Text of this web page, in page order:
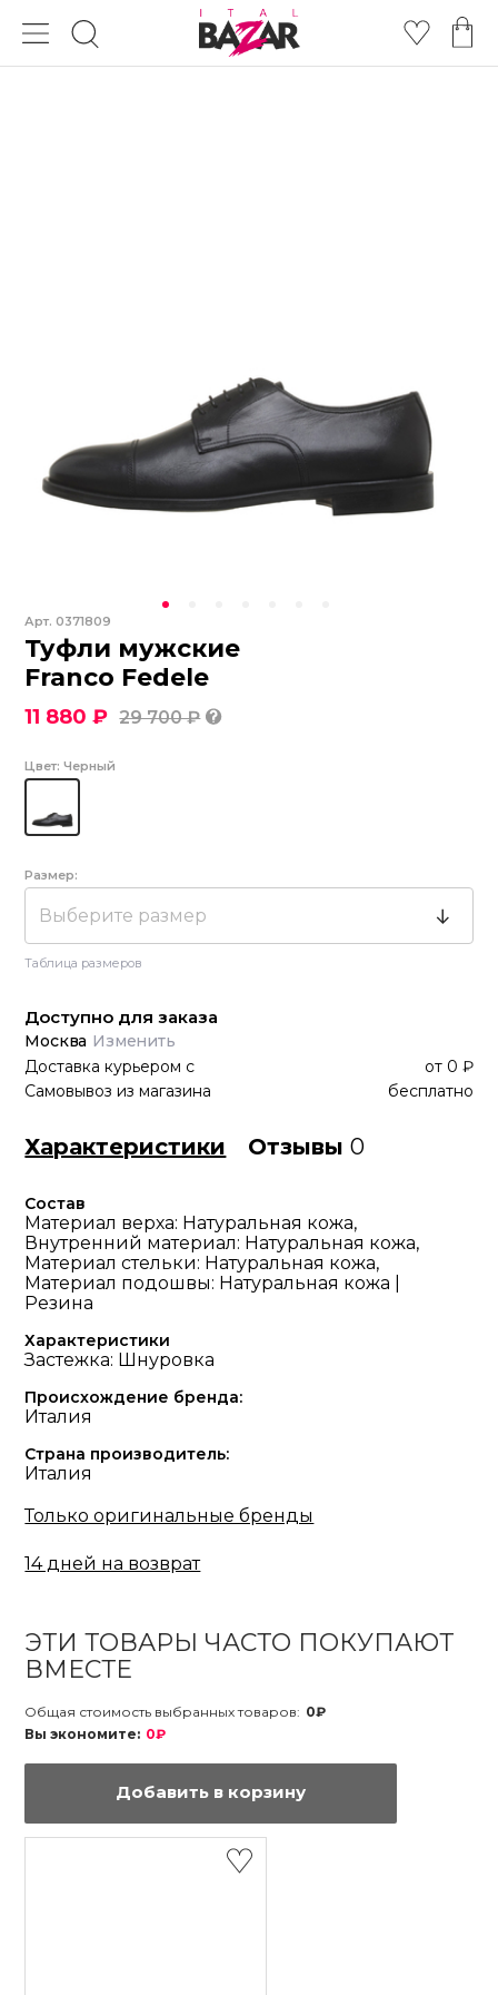
Арт.0371809
Туфли мужские
Franco Fedele
11 880 ₽ 29 700 ₽
Цвет: Черный
Размер:
Выберите размер
Таблица размеров
Доступно для заказа
Москва Изменить
Доставка курьером с от 0 ₽
Самовывоз из магазина
бесплатно
Характеристики Отзывы0
Состав
Материал верха: Натуральная кожа,
Внутренний материал: Натуральная кожа,
Материал стельки: Натуральная кожа,
Материал подошвы: Натуральная кожа |
Резина
Характеристики
Застежка: Шнуровка
Происхождение бренда:
Италия
Страна производитель:
Италия
Только оригинальные бренды
14 дней на возврат
ЭТИ ТОВАРЫ ЧАСТО ПОКУПАЮТ
ВМЕСТЕ
Общая стоимость выбранных товаров: 0₽
Вы экономите: 0₽
Добавить в корзину